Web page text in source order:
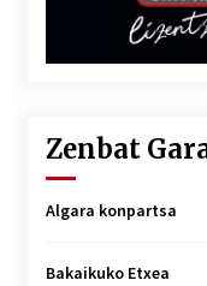
Zenbat
Algara konpartsa
Bakaikuko Etxea